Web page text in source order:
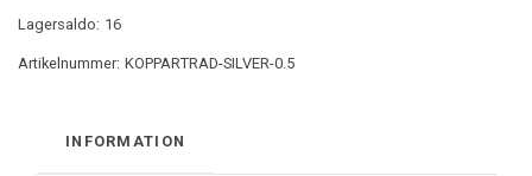
Lagersaldo: 16
Artikelnummer: KOPPARTRAD-SILVER-0.5
INFORMATION